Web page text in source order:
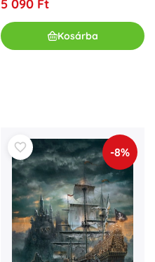
5 090 Ft
Kosárba
-8%